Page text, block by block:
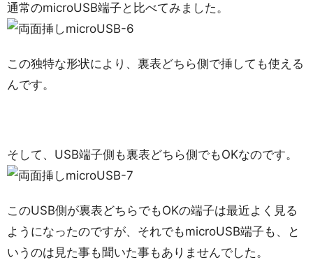
通常のmicroUSB端子と比べてみました。
この独特な形状により、裏表どちら側で挿しても使える
んです。
そして、USB端子側も裏表どちら側でもOKなのです。
このUSB側が裏表どちらでもOKの端子は最近よく見る
ようになったのですが、それでもmicroUSB端子も、と
いうのは見た事も聞いた事もありませんでした。